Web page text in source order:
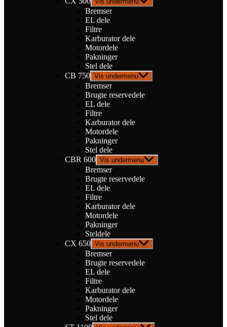
Bremser
EL dele
Filtre
Karburator dele
Motordele
Pakninger
Stel dele
CB 750 Vis undermenu
Bremser
Brugte reservedele
EL dele
Filtre
Karburator dele
Motordele
Pakninger
Stel dele
CBR 600 Vis undermenu
Bremser
Brugte reservedele
EL dele
Filtre
Karburator dele
Motordele
Pakninger
Steldele
CX 650 Vis undermenu
Bremser
Brugte reservedele
EL dele
Filtre
Karburator dele
Motordele
Pakninger
Stel dele